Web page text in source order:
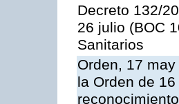
Decreto 132/
26 julio (BOC
Sanitarios
Orden, 17
la Orden de